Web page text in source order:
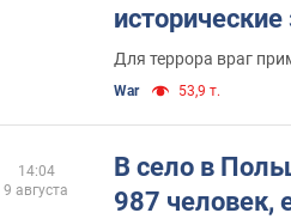
Для террора враг
War 53,9 т.
В село в
987 человек,
14:04
9 августа